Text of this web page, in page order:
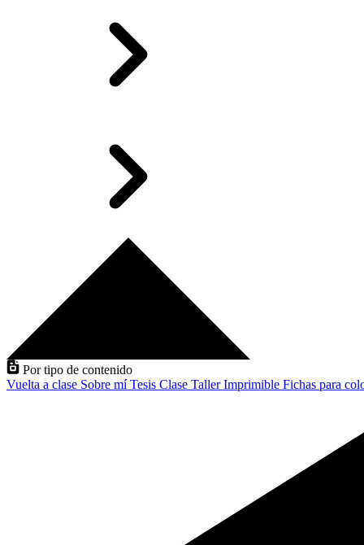
Por tipo de contenido
Vuelta a clase Sobre míTesis Clase TallerImprimible Fichas para